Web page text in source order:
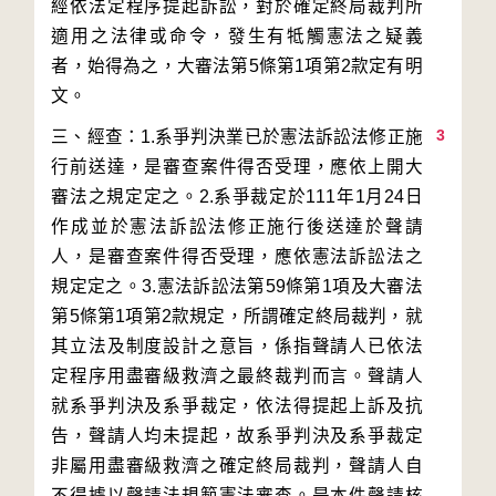
經依法定程序提起訴訟，對於確定終局裁判所
適用之法律或命令，發生有牴觸憲法之疑義
者，始得為之，大審法第5條第1項第2款定有明
3
三、經查：1.系爭判決業已於憲法訴訟法修正施
行前送達，是審查案件得否受理，應依上開大
審法之規定定之。2.系爭裁定於111年1月24日
作成並於憲法訴訟法修正施行後送達於聲請
人，是審查案件得否受理，應依憲法訴訟法之
規定定之。3.憲法訴訟法第59條第1項及大審法
第5條第1項第2款規定，所謂確定終局裁判，就
其立法及制度設計之意旨，係指聲請人已依法
定程序用盡審級救濟之最終裁判而言。聲請人
就系爭判決及系爭裁定，依法得提起上訴及抗
告，聲請人均未提起，故系爭判決及系爭裁定
非屬用盡審級救濟之確定終局裁判，聲請人自